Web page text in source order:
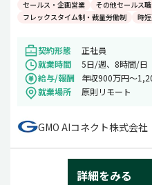
セールス・企画営業
その他セールス
フレックスタイム制・裁量労働制
時
契約形態
正社員
就業時間
5日/週、8時間/日
給与/報酬
年収900万円～
就業場所
原則リモート
GMO AIコネクト株式会社
詳細をみる